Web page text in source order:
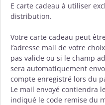
E carte cadeau à utiliser
distribution.
Votre carte cadeau peut
l’adresse mail de votre
pas valide ou si le champ
sera automatiquement
compte enregistré lors du
Le mail envoyé contiendra
indiqué le code remise du